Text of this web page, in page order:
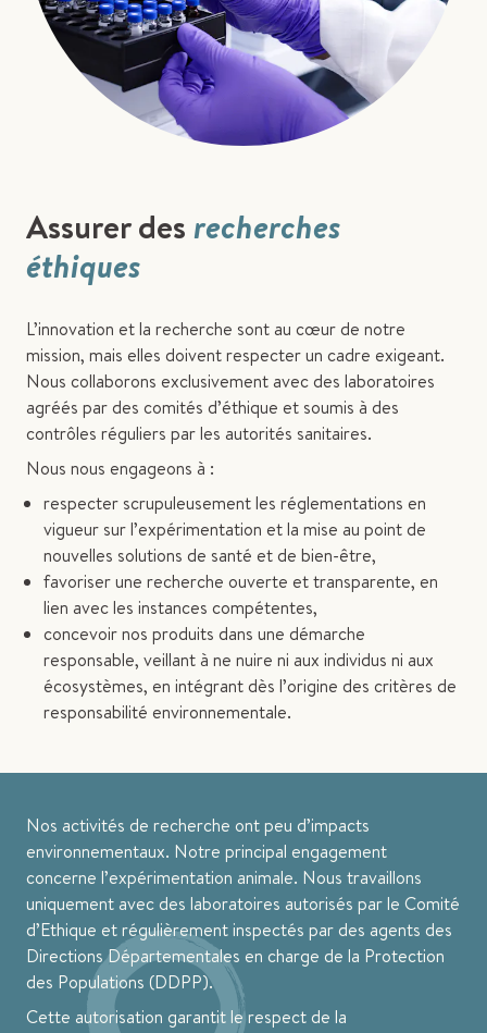
Assurer desrecherches
éthiques
L’innovation et la recherche sont au cœur de notre
mission, mais elles doivent respecter un cadre exigeant.
Nous collaborons exclusivement avec des laboratoires
agréés par des comités d’éthique et soumis à des
contrôles réguliers par les autorités sanitaires.
Nous nous engageons à :
respecter scrupuleusement les réglementations en
vigueur sur l’expérimentation et la mise au point de
nouvelles solutions de santé et de bien-être,
favoriser une recherche ouverte et transparente, en
lien avec les instances compétentes,
concevoir nos produits dans une démarche
responsable, veillant à ne nuire ni aux individus ni aux
écosystèmes, en intégrant dès l’origine des critères de
responsabilité environnementale.
Nos activités de recherche ont peu d’impacts
environnementaux. Notre principal engagement
concerne l’expérimentation animale. Nous travaillons
uniquement avec des laboratoires autorisés par le Comité
d’Ethique et régulièrement inspectés par des agents des
Directions Départementales en charge de la Protection
des Populations (DDPP).
Cette autorisation garantit le respect de la